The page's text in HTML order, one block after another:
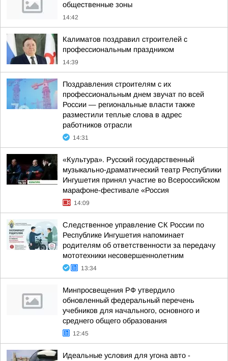
общественные зоны
14:42
Калиматов поздравил строителей с
профессиональным праздником
14:39
Поздравления строителям с их
профессиональным днем звучат по всей
России — региональные власти также
разместили теплые слова в адрес
работников отрасли
14:31
«Культура». Русский государственный
музыкально-драматический театр Республики
Ингушетия принял участие во Всероссийском
марафоне-фестивале «Россия
14:09
Следственное управление СК России по
Республике Ингушетия напоминает
родителям об ответственности за передачу
мототехники несовершеннолетним
13:34
Минпросвещения РФ утвердило
обновленный федеральный перечень
учебников для начального, основного и
среднего общего образования
12:45
Идеальные условия для угона авто -